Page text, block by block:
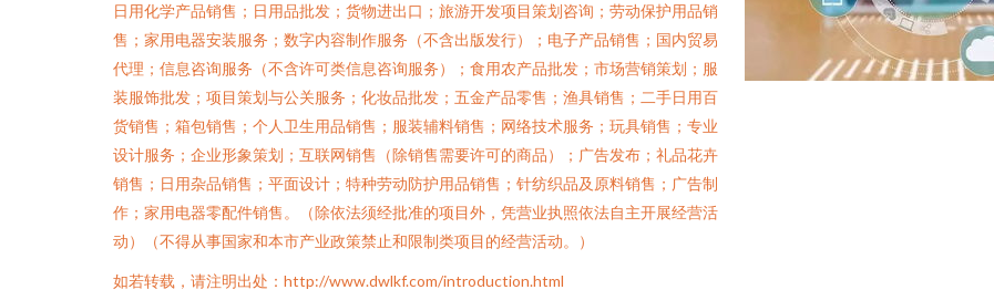
日用化学产品销售；日用品批发；货物进出口；旅游开发项目策划咨询；劳动保护用品销
售；家用电器安装服务；数字内容制作服务（不含出版发行）；电子产品销售；国内贸易
代理；信息咨询服务（不含许可类信息咨询服务）；食用农产品批发；市场营销策划；服
装服饰批发；项目策划与公关服务；化妆品批发；五金产品零售；渔具销售；二手日用百
货销售；箱包销售；个人卫生用品销售；服装辅料销售；网络技术服务；玩具销售；专业
设计服务；企业形象策划；互联网销售（除销售需要许可的商品）；广告发布；礼品花卉
销售；日用杂品销售；平面设计；特种劳动防护用品销售；针纺织品及原料销售；广告制
作；家用电器零配件销售。（除依法须经批准的项目外，凭营业执照依法自主开展经营活
动）（不得从事国家和本市产业政策禁止和限制类项目的经营活动。）
如若转载，请注明出处：http://www.dwlkf.com/introduction.html